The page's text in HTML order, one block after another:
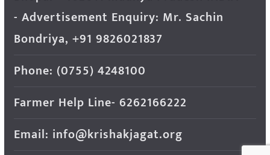
- Advertisement Enquiry: Mr. Sachin
Bondriya, +91 9826021837
Phone: (0755) 4248100
Farmer Help Line- 6262166222
Email: info@krishakjagat.org